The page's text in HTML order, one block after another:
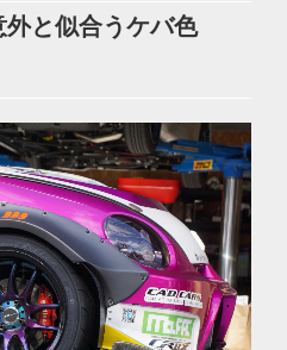
外と似合うケバ色